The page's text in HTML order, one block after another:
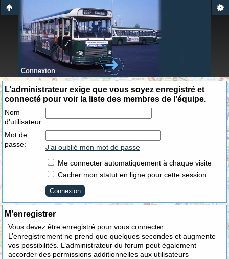
Connexion
L’administrateur exige que vous soyez enregistré et
connecté pour voir la liste des membres de l’équipe.
Nom
d’utilisateur:
Mot de
passe:
J’ai oublié mon mot de passe
Me connecter automatiquement à chaque visite
Cacher mon statut en ligne pour cette session
M’enregistrer
Vous devez être enregistré pour vous connecter.
L’enregistrement ne prend que quelques secondes et augmente
vos possibilités. L’administrateur du forum peut également
accorder des permissions additionnelles aux utilisateurs